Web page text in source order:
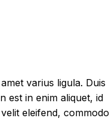
varius ligula. Duis
est in enim aliquet, id
eleifend, commodo